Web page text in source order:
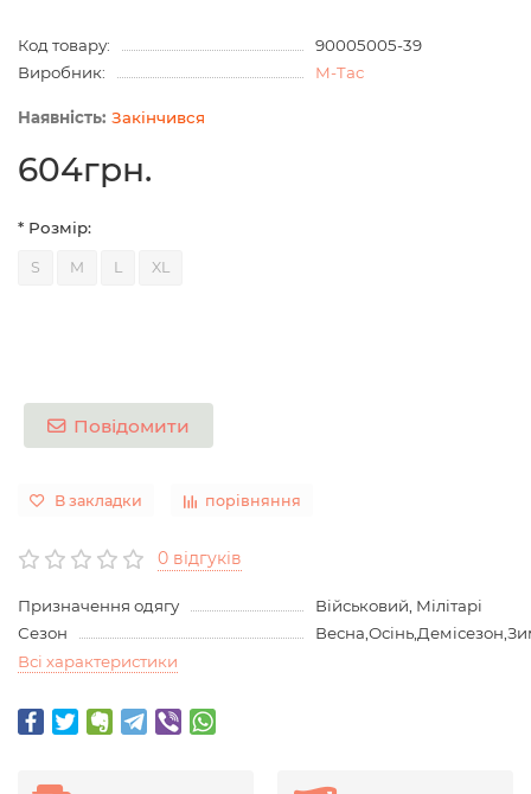
Код товару:
90005005-39
Виробник:
M-Tac
Закінчився
604грн.
* Розмір:
S M L XL
Повідомити
В закладки порівняння
0 відгуків
Призначення одягу
Військовий, Мілітарі
Сезон
Всі характеристики